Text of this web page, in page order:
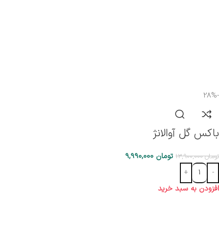
-28%
باکس گل آوالانژ
تومان13,900,000 تومان
افزودن به سبد خرید